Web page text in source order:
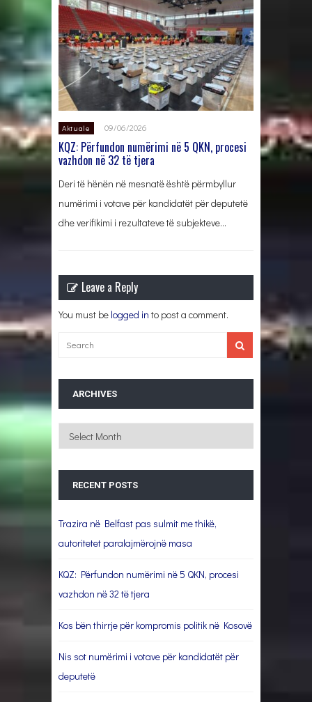
Aktuale 09/06/2026
KQZ: Përfundon numërimi në 5 QKN, procesi
vazhdon në 32 të tjera
Deri të hënën në mesnatë është përmbyllur
numërimi i votave për kandidatët për deputetë
dhe verifikimi i rezultateve të subjekteve…
Leave a Reply
You must be logged in to post a comment.
ARCHIVES
Archives
RECENT POSTS
Trazira në Belfast pas sulmit me thikë,
autoritetet paralajmërojnë masa
KQZ: Përfundon numërimi në 5 QKN, procesi
vazhdon në 32 të tjera
Kos bën thirrje për kompromis politik në Kosovë
Nis sot numërimi i votave për kandidatët për
deputetë